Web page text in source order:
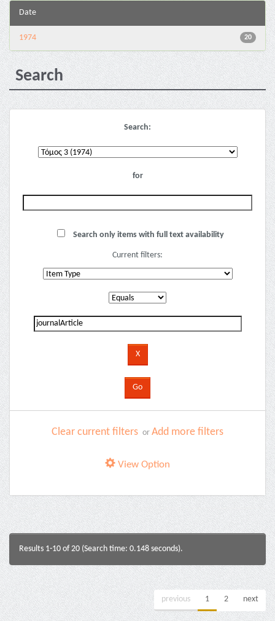
Date
20
1974
Search
Search:
for
Search only items with full text availability
Current filters:
Clear current filters or Add more filters
View Option
Results 1-10 of 20 (Search time: 0.148 seconds).
previous 1 2 next